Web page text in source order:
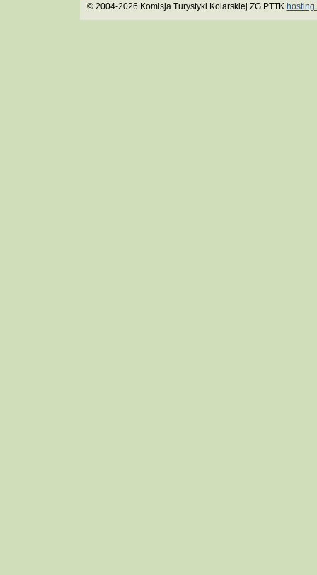
© 2004-2026 Komisja Turystyki Kolarskiej ZG PTTK hosting